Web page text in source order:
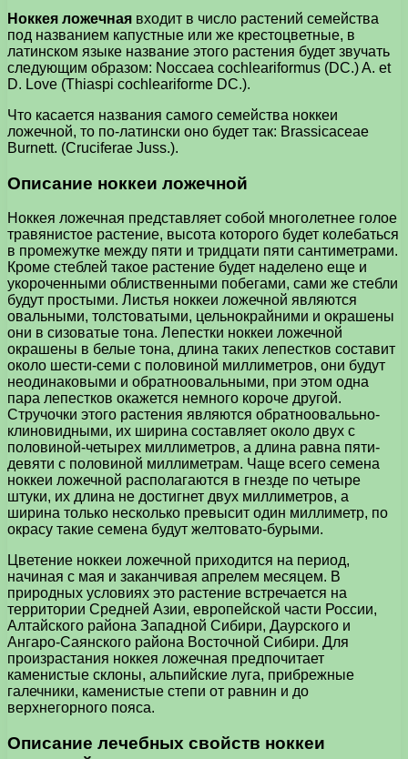
Ноккея ложечная входит в число растений семейства
под названием капустные или же крестоцветные, в
латинском языке название этого растения будет звучать
следующим образом: Noccaea cochleariformus (DC.) A. et
D. Love (Thiaspi cochleariforme DC.).
Что касается названия самого семейства ноккеи
ложечной, то по-латински оно будет так: Brassicaceae
Burnett. (Cruciferae Juss.).
Описание ноккеи ложечной
Ноккея ложечная представляет собой многолетнее голое
травянистое растение, высота которого будет колебаться
в промежутке между пяти и тридцати пяти сантиметрами.
Кроме стеблей такое растение будет наделено еще и
укороченными облиственными побегами, сами же стебли
будут простыми. Листья ноккеи ложечной являются
овальными, толстоватыми, цельнокрайними и окрашены
они в сизоватые тона. Лепестки ноккеи ложечной
окрашены в белые тона, длина таких лепестков составит
около шести-семи с половиной миллиметров, они будут
неодинаковыми и обратноовальными, при этом одна
пара лепестков окажется немного короче другой.
Стручочки этого растения являются обратноовалььно-
клиновидными, их ширина составляет около двух с
половиной-четырех миллиметров, а длина равна пяти-
девяти с половиной миллиметрам. Чаще всего семена
ноккеи ложечной располагаются в гнезде по четыре
штуки, их длина не достигнет двух миллиметров, а
ширина только несколько превысит один миллиметр, по
окрасу такие семена будут желтовато-бурыми.
Цветение ноккеи ложечной приходится на период,
начиная с мая и заканчивая апрелем месяцем. В
природных условиях это растение встречается на
территории Средней Азии, европейской части России,
Алтайского района Западной Сибири, Даурского и
Ангаро-Саянского района Восточной Сибири. Для
произрастания ноккея ложечная предпочитает
каменистые склоны, альпийские луга, прибрежные
галечники, каменистые степи от равнин и до
верхнегорного пояса.
Описание лечебных свойств ноккеи